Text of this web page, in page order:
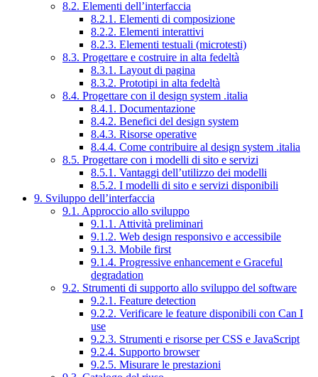
8.2. Elementi dell’interfaccia
8.2.1. Elementi di composizione
8.2.2. Elementi interattivi
8.2.3. Elementi testuali (microtesti)
8.3. Progettare e costruire in alta fedeltà
8.3.1. Layout di pagina
8.3.2. Prototipi in alta fedeltà
8.4. Progettare con il design system .italia
8.4.1. Documentazione
8.4.2. Benefici del design system
8.4.3. Risorse operative
8.4.4. Come contribuire al design system .italia
8.5. Progettare con i modelli di sito e servizi
8.5.1. Vantaggi dell’utilizzo dei modelli
8.5.2. I modelli di sito e servizi disponibili
9. Sviluppo dell’interfaccia
9.1. Approccio allo sviluppo
9.1.1. Attività preliminari
9.1.2. Web design responsivo e accessibile
9.1.3. Mobile first
9.1.4. Progressive enhancement e Graceful
degradation
9.2. Strumenti di supporto allo sviluppo del software
9.2.1. Feature detection
9.2.2. Verificare le feature disponibili con Can I
use
9.2.3. Strumenti e risorse per CSS e JavaScript
9.2.4. Supporto browser
9.2.5. Misurare le prestazioni